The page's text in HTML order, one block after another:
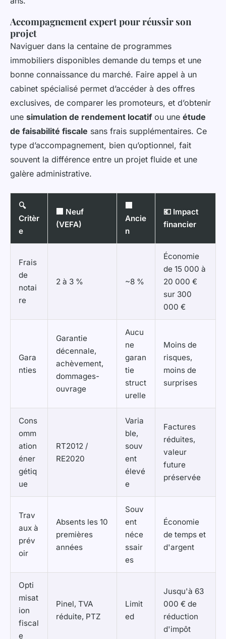
Accompagnement expert pour réussir son
projet
Naviguer dans la centaine de programmes
immobiliers disponibles demande du temps et une
bonne connaissance du marché. Faire appel à un
cabinet spécialisé permet d’accéder à des offres
exclusives, de comparer les promoteurs, et d’obtenir
une simulation de rendement locatif ou une étude
de faisabilité fiscale sans frais supplémentaires. Ce
type d’accompagnement, bien qu’optionnel, fait
souvent la différence entre un projet fluide et une
galère administrative.
🔍
Critèr
e
🏢 Neuf
(VEFA)
🏢
Ancie
n
💶 Impact
financier
Frais
de
notai
re
2 à 3 % ~8 %
Économie
de 15 000 à
20 000 €
sur 300
000 €
Gara
nties
Garantie
décennale,
achèvement,
dommages-
ouvrage
Aucu
ne
garan
tie
struct
urelle
Moins de
risques,
moins de
surprises
Cons
omm
ation
éner
gétiq
ue
RT2012 /
RE2020
Varia
ble,
souv
ent
élevé
e
Factures
réduites,
valeur
future
préservée
Trav
aux à
prév
oir
Absents les 10
premières
années
Souv
ent
néce
ssair
es
Économie
de temps et
d'argent
Opti
misat
ion
fiscal
e
Pinel, TVA
réduite, PTZ
Limit
ed
Jusqu'à 63
000 € de
réduction
d'impôt